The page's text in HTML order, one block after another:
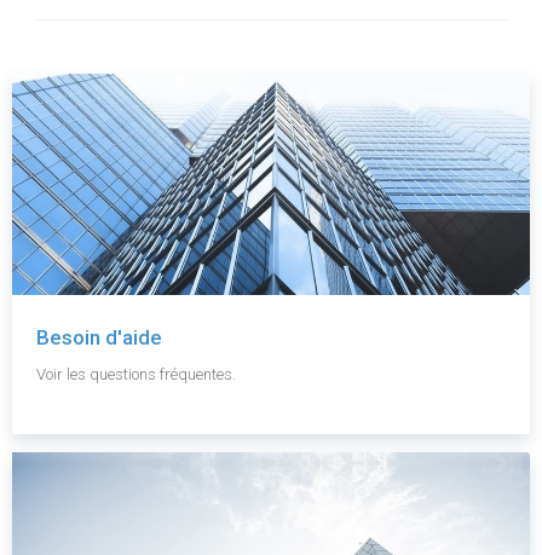
Besoin d'aide
Voir les questions fréquentes.